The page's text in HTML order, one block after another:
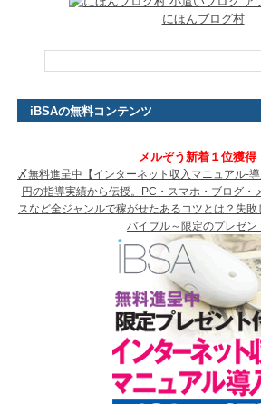
にほんブログ村
iBSAの無料コンテンツ
メルぞう新着１位獲得
〆無料進呈中【インターネット収入マニュアル-
円の指導実績から伝授。PC・スマホ・ブログ・
スなど全ジャンルで稼がせたあるコツとは？失
バイブル～限定のプレゼン